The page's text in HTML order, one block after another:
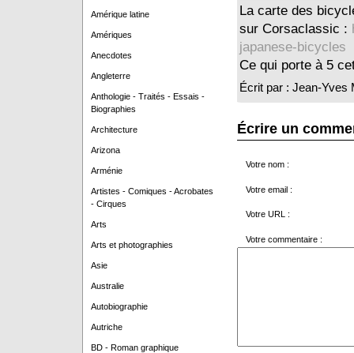
Amérique latine
Amériques
Anecdotes
Angleterre
Anthologie - Traités - Essais -
Biographies
Architecture
Arizona
Arménie
Artistes - Comiques - Acrobates
- Cirques
Arts
Arts et photographies
Asie
Australie
Autobiographie
Autriche
BD - Roman graphique
La carte des
sur Corsaclassic :
japanese-bicycles
Ce qui porte à 5
Écrit par : Jean-Yves
Écrire un
Votre nom :
Votre email :
Votre URL :
Votre commentaire :